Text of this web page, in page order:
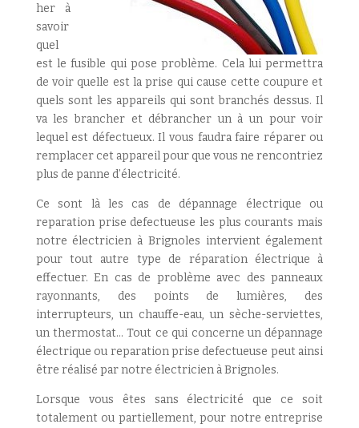
her à
savoir
quel
est le fusible qui pose problème. Cela lui permettra
de voir quelle est la prise qui cause cette coupure et
quels sont les appareils qui sont branchés dessus. Il
va les brancher et débrancher un à un pour voir
lequel est défectueux. Il vous faudra faire réparer ou
remplacer cet appareil pour que vous ne rencontriez
plus de panne d’électricité.
Ce sont là les cas de dépannage électrique ou
reparation prise defectueuse les plus courants mais
notre électricien à Brignoles intervient également
pour tout autre type de réparation électrique à
effectuer. En cas de problème avec des panneaux
rayonnants, des points de lumières, des
interrupteurs, un chauffe-eau, un sèche-serviettes,
un thermostat… Tout ce qui concerne un dépannage
électrique ou reparation prise defectueuse peut ainsi
être réalisé par notre électricien à Brignoles.
Lorsque vous êtes sans électricité que ce soit
totalement ou partiellement, pour notre entreprise